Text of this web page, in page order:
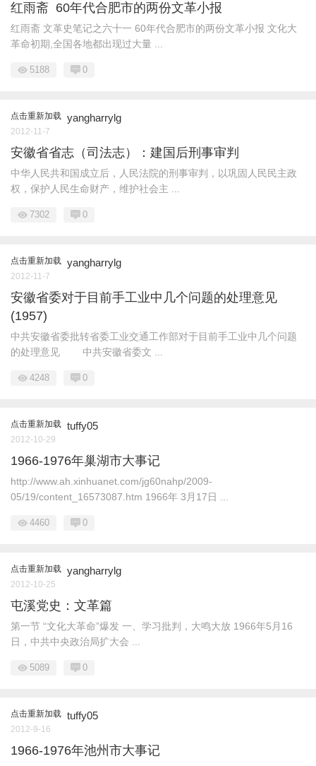
红雨斋 60年代合肥市的两份文革小报
红雨斋 文革史笔记之六十一 60年代合肥市的两份文革小报 文化大
革命初期,全国各地都出现过大量 ...
5188 0
点击重新加载 yangharrylg
2012-11-7
安徽省省志（司法志）：建国后刑事审判
中华人民共和国成立后，人民法院的刑事审判，以巩固人民民主政
权，保护人民生命财产，维护社会主 ...
7302 0
点击重新加载 yangharrylg
2012-11-7
安徽省委对于目前手工业中几个问题的处理意见
(1957)
中共安徽省委批转省委工业交通工作部对于目前手工业中几个问题
的处理意见 中共安徽省委文 ...
4248 0
点击重新加载 tuffy05
2012-10-29
1966-1976年巢湖市大事记
http://www.ah.xinhuanet.com/jg60nahp/2009-
05/19/content_16573087.htm 1966年 3月17日 ...
4460 0
点击重新加载 yangharrylg
2012-10-25
屯溪党史：文革篇
第一节 “文化大革命”爆发 一、学习批判，大鸣大放 1966年5月16
日，中共中央政治局扩大会 ...
5089 0
点击重新加载 tuffy05
2012-9-16
1966-1976年池州市大事记